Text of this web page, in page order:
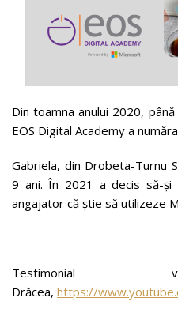
Din toamna anului 2020,
EOS Digital Academy a
Gabriela, din Drobeta-Turnu
9 ani. În 2021 a decis să-și
angajator că știe să utilizeze
Testimonial
Drăcea, https://